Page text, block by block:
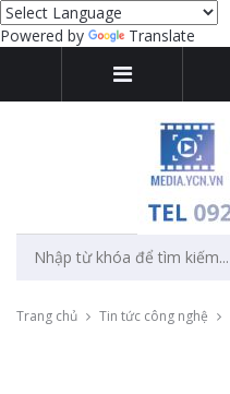
Powered by Translate
Trang chủ Tin tức công nghệ